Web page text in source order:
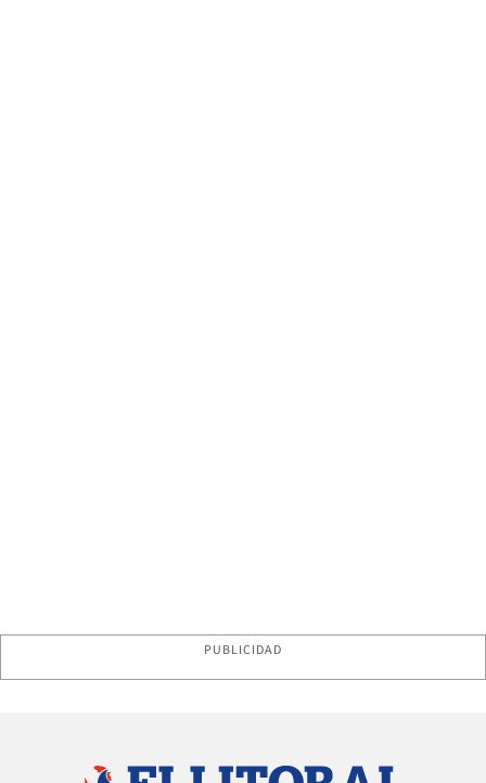
PUBLICIDAD